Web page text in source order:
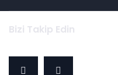
Bizi Takip Edin